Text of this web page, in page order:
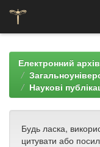
navigationЕлектронний
Наукові
Будь ласка,
цитувати або